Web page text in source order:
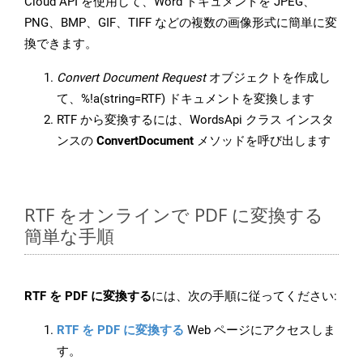
PNG、BMP、GIF、TIFF などの複数の画像形式に簡単に変
換できます。
Convert Document Requestオブジェクトを作成し
て、%!a(string=RTF) ドキュメントを変換します
RTF から変換するには、WordsApi クラス インスタ
ンスの ConvertDocument メソッドを呼び出します
RTF をオンラインで PDF に変換する
簡単な手順
RTF を PDF に変換するには、次の手順に従ってください:
RTF を PDF に変換する Web ページにアクセスしま
す。